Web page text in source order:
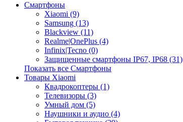
Смартфоны
Xiaomi (9)
Samsung (13)
Blackview (11)
Realme|OnePlus (4)
Infinix|Tecno (0)
Защищенные смартфоны IP67, IP68 (31)
Показать все Смартфоны
Товары Xiaomi
Квадрокоптеры (1)
Телевизоры (3)
Умный дом (5)
Наушники и аудио (4)